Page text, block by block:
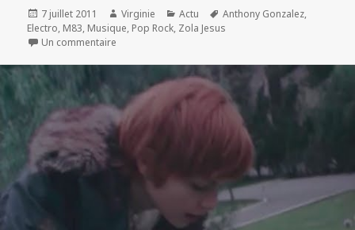
Publié
le
7 juillet 2011 Auteur
Virginie Catégories
Actu
Mots-
clés
Anthony Gonzalez,
Electro, M83, Musique, Pop Rock, Zola Jesus
Un commentaire